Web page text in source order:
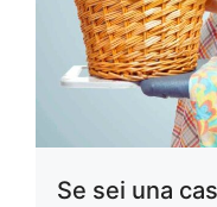
Se sei una